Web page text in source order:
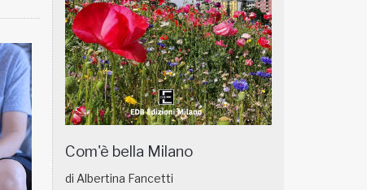
Com'è bella Milano
di Albertina Fancetti